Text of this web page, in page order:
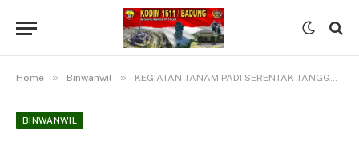
Home » Binwanwil » KEGIATAN TANAM PADI SERENTAK TANGGAL 13 DESEMBER 2015 KECAMATAN DENPASAR TIMUR
BINWANWIL